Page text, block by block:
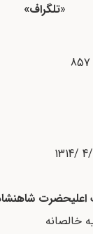
«تلگراف»
خالصانه